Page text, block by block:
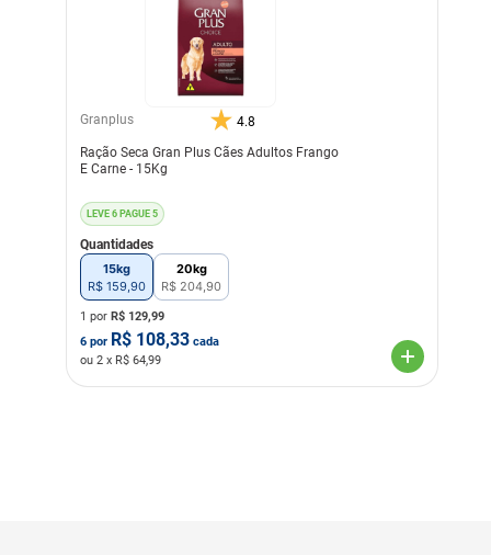
Granplus 4.8
Ração Seca Gran Plus Cães Adultos Frango
E Carne - 15Kg
LEVE 6 PAGUE 5
Quantidades
15kg
R$ 159,90
20kg
R$ 204,90
1 por R$ 129,99
6 por R$ 108,33 cada
ou 2 x R$ 64,99